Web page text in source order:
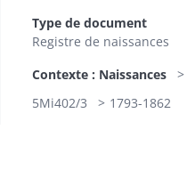
Type de document
Registre de naissances
Contexte : Naissances
5Mi402/3
1793-1862